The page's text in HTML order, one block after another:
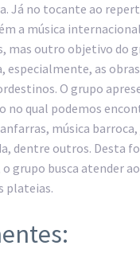
Já no tocante ao
a música
mas outro objetivo do
especialmente, as
O grupo
no qual podemos
música
dentre outros. Desta
grupo busca atender
plateias.